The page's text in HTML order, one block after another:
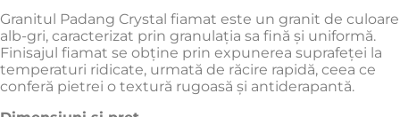
Granitul Padang Crystal fiamat este un granit de culoare
alb-gri, caracterizat prin granulația sa fină și uniformă.
Finisajul fiamat se obține prin expunerea suprafeței la
temperaturi ridicate, urmată de răcire rapidă, ceea ce
conferă pietrei o textură rugoasă și antiderapantă.